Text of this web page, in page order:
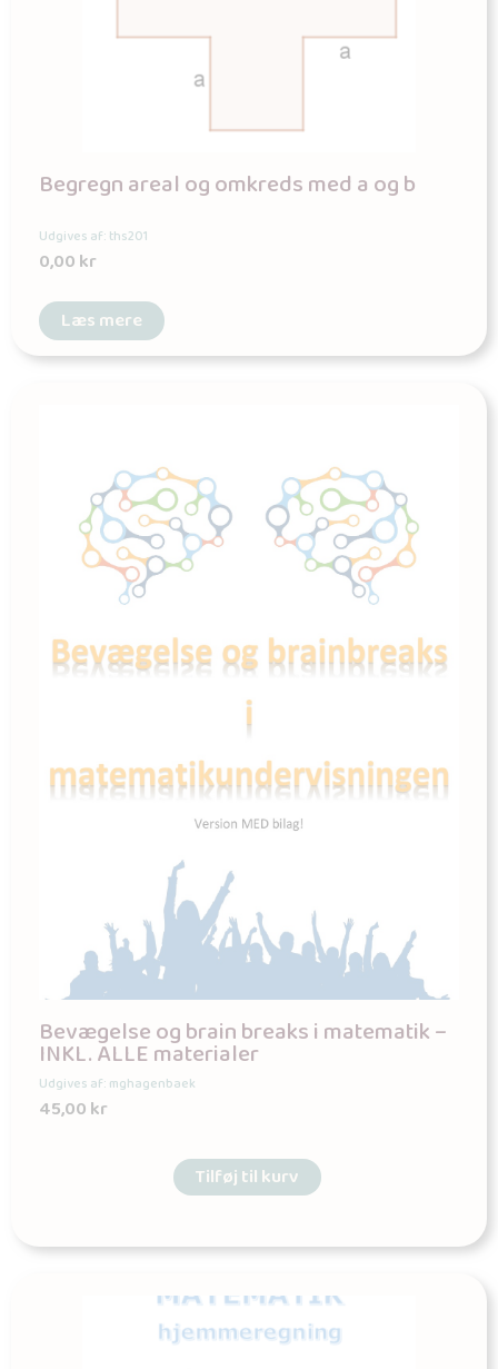
Begregn areal og omkreds med a og b
Udgives af: ths201
0,00kr
Læs mere
Bevægelse og brain breaks i matematik –
INKL. ALLE materialer
Udgives af: mghagenbaek
45,00kr
Tilføj til kurv